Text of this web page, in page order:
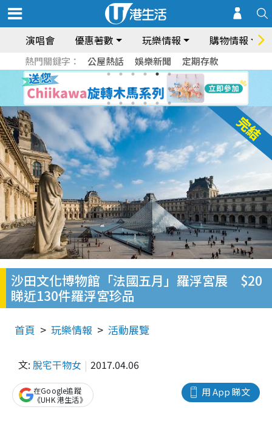
演唱會 優惠著數 玩樂情報 購物情報
熱門關鍵字： 公屋熱話 娛樂新聞 定期存款
沙田文化博物館「法國五月」羅浮宮展 $20
睇近130件羅浮宮珍品
首頁 玩樂情報 活動展覽
文: 脫宅干物女 2017.04.06
用 App 睇文
在Google追蹤
《UHK 港生活》